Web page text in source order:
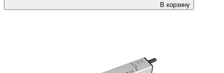
В корзину